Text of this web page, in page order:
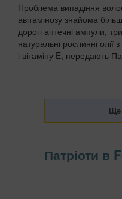
Проблема випадіння
авітамінозу знайома
дорогі аптечні ампули,
натуральні рослинні
і вітаміну E, передають
Патріоти в